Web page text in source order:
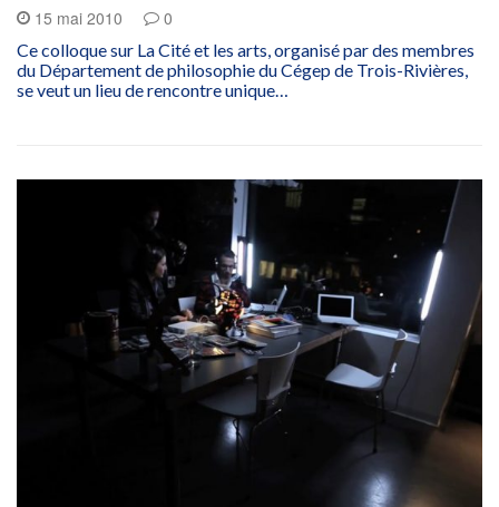
15 mai 2010 0
Ce colloque sur La Cité et les arts, organisé par des membres
du Département de philosophie du Cégep de Trois-Rivières,
se veut un lieu de rencontre unique…